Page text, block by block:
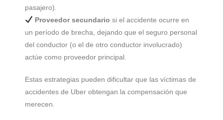
pasajero).
Proveedor secundario si el accidente ocurre en
un período de brecha, dejando que el seguro personal
del conductor (o el de otro conductor involucrado)
actúe como proveedor principal.
Estas estrategias pueden dificultar que las víctimas de
accidentes de Uber obtengan la compensación que
merecen.